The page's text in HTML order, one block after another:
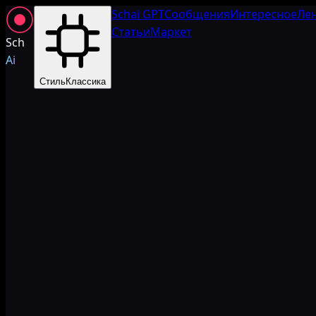
Sch
Ai
СтильКлассика
Schai GPTСообщенияИнтересное
СтатьиМаркет